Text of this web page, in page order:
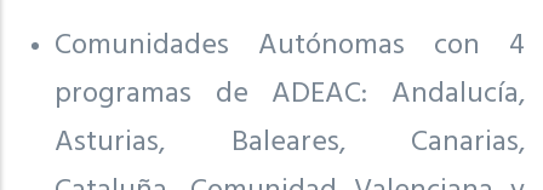
Comunidades Autónomas con 4
programas de ADEAC: Andalucía,
Asturias, Baleares, Canarias,